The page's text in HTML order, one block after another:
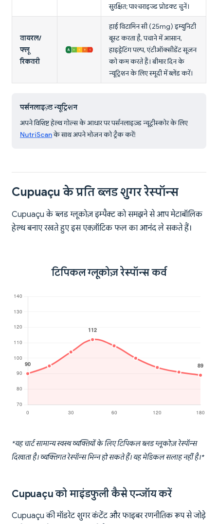
सुरक्षित; पाश्चराइज्ड प्रोडक्ट चुनें।
वायरल/
फ्लू
रिकवरी
हाई विटामिन सी (25mg) इम्युनिटी
बूस्ट करता है, पचाने में आसान,
हाइड्रेटिंग पल्प, एंटीऑक्सीडेंट सूजन
को कम करते हैं। बीमार दिन के
न्यूट्रिशन के लिए स्मूदी में ब्लेंड करें।
पर्सनलाइज़्ड न्यूट्रिशन
अपने विशिष्ट हेल्थ गोल्स के आधार पर पर्सनलाइज़्ड न्यूट्रीस्कोर के लिए
NutriScanके साथ अपने भोजन को ट्रैक करें!
Cupuaçu के प्रति ब्लड शुगर रेस्पॉन्स
Cupuaçu के ब्लड ग्लूकोज़ इम्पैक्ट को समझने से आप मेटाबॉलिक
हेल्थ बनाए रखते हुए इस एक्ज़ॉटिक फल का आनंद ले सकते हैं।
टिपिकल ग्लूकोज़ रेस्पॉन्स कर्व
*यह चार्ट सामान्य स्वस्थ व्यक्तियों के लिए टिपिकल ब्लड ग्लूकोज़ रेस्पॉन्स
दिखाता है। व्यक्तिगत रेस्पॉन्स भिन्न हो सकते हैं। यह मेडिकल सलाह नहीं है।*
Cupuaçu को माइंडफुली कैसे एन्जॉय करें
Cupuaçu की मॉडरेट शुगर कंटेंट और फाइबर रणनीतिक रूप से जोड़े